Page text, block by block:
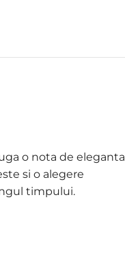
o nota de eleganta
si o alegere
timpului.